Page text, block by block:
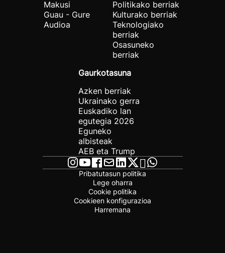
Makusi
Guau - Gure
Audioa
Politikako berriak
Kulturako berriak
Teknologiako
berriak
Osasuneko
berriak
Gaurkotasuna
Azken berriak
Ukrainako gerra
Euskadiko lan
egutegia 2026
Eguneko
albisteak
AEB eta Trump
Pribatutasun politika
Lege oharra
Cookie politika
Cookieen konfigurazioa
Harremana